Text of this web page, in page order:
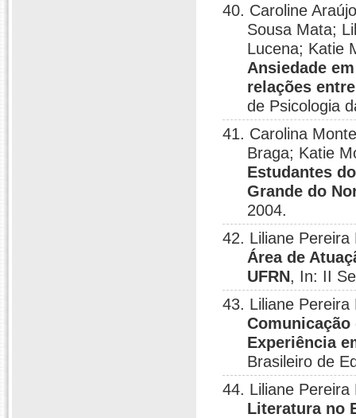
40. Caroline
Sousa Mata;
Lucena; Katie
Ansiedade
relações
de Psicologia
41. Carolina
Braga; Katie
Estudantes
Grande do
2004.
42. Liliane
Área de
UFRN, In: II
43. Liliane
Experiência
Brasileiro de
44. Liliane
Literatura no